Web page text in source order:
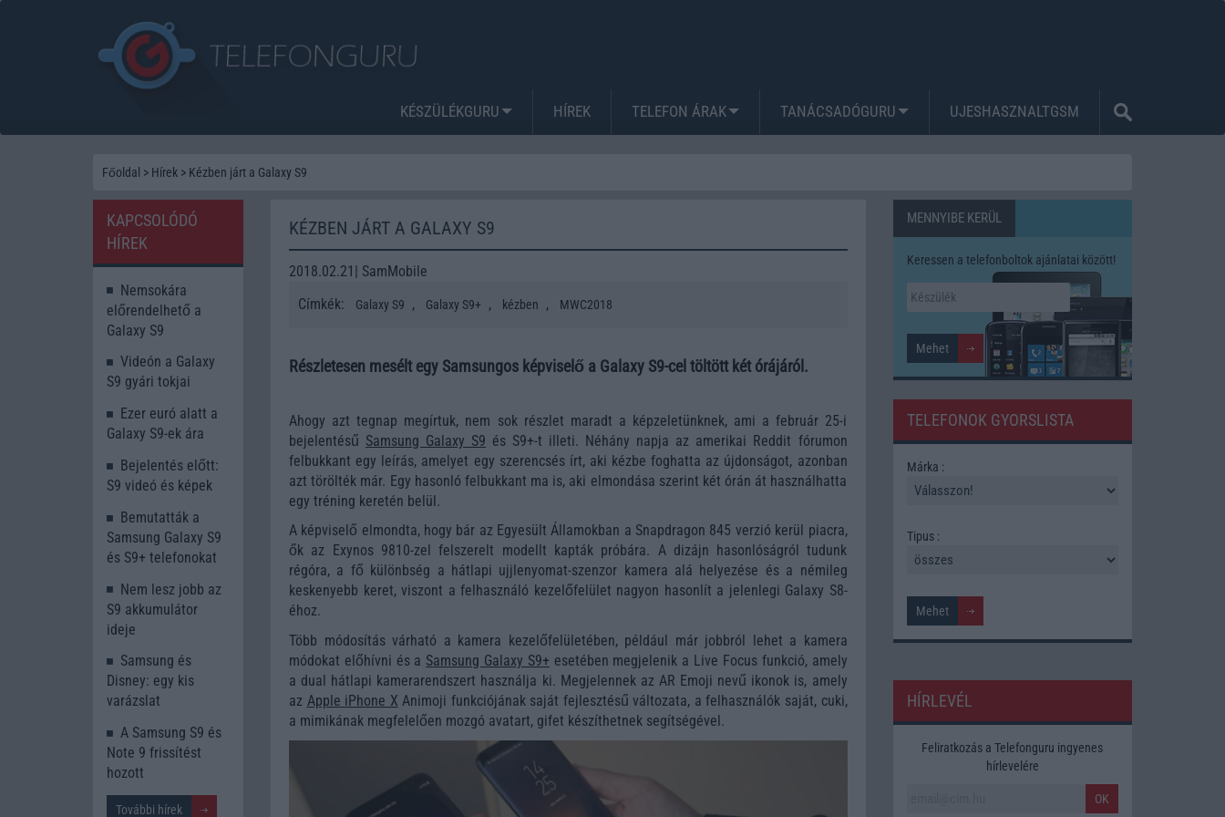
KÉSZÜLÉKGURU HÍREK TELEFON ÁRAK TANÁCSADÓGURU UJESHASZNALTGSM
Főoldal > Hírek > Kézben járt a Galaxy S9
KÉZBEN JÁRT A GALAXY S9
2018.02.21| SamMobile
Címkék:
Galaxy S9 , Galaxy S9+ , kézben , MWC2018
Részletesen mesélt egy Samsungos képviselő a Galaxy S9-cel töltött két órájáról.
Ahogy azt tegnap megírtuk, nem sok részlet maradt a képzeletünknek, ami a február 25-i
bejelentésű Samsung Galaxy S9 és S9+-t illeti. Néhány napja az amerikai Reddit fórumon
felbukkant egy leírás, amelyet egy szerencsés írt, aki kézbe foghatta az újdonságot, azonban
azt törölték már. Egy hasonló felbukkant ma is, aki elmondása szerint két órán át használhatta
egy tréning keretén belül.
A képviselő elmondta, hogy bár az Egyesült Államokban a Snapdragon 845 verzió kerül piacra,
ők az Exynos 9810-zel felszerelt modellt kapták próbára. A dizájn hasonlóságról tudunk
régóra, a fő különbség a hátlapi ujjlenyomat-szenzor kamera alá helyezése és a némileg
keskenyebb keret, viszont a felhasználó kezelőfelület nagyon hasonlít a jelenlegi Galaxy S8-
éhoz.
Több módosítás várható a kamera kezelőfelületében, például már jobbról lehet a kamera
módokat előhívni és a Samsung Galaxy S9+ esetében megjelenik a Live Focus funkció, amely
a dual hátlapi kamerarendszert használja ki. Megjelennek az AR Emoji nevű ikonok is, amely
az Apple iPhone X Animoji funkciójának saját fejlesztésű változata, a felhasználók saját, cuki,
a mimikának megfelelően mozgó avatart, gifet készíthetnek segítségével.
KAPCSOLÓDÓ
HÍREK
Nemsokára
előrendelhető a
Galaxy S9
Videón a Galaxy
S9 gyári tokjai
Ezer euró alatt a
Galaxy S9-ek ára
Bejelentés előtt:
S9 videó és képek
Bemutatták a
Samsung Galaxy S9
és S9+ telefonokat
Nem lesz jobb az
S9 akkumulátor
ideje
Samsung és
Disney: egy kis
varázslat
A Samsung S9 és
Note 9 frissítést
hozott
További hírek
MENNYIBE KERÜL
Keressen a telefonboltok ajánlatai között!
TELEFONOK GYORSLISTA
Márka :
Tipus :
HÍRLEVÉL
Feliratkozás a Telefonguru ingyenes
hírlevelére
OK